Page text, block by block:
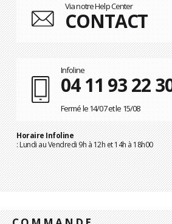
Via notre Help Center
CONTACT
Infoline
04 11 93 22
Fermé le 14/07 et le 15/08
Horaire Infoline
: Lundi au Vendredi 9h à 12h et 14h à 18h00